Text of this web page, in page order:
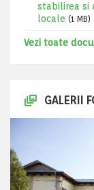
stabilirea si
locale (1 MB)
Vezi toate
GALERII